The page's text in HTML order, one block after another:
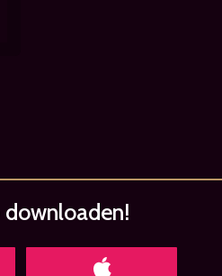
downloaden!